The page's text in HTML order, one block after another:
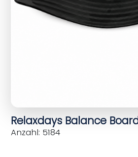
Relaxdays Balance
Anzahl: 5184